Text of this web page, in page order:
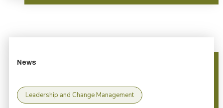
News
Leadership and Change Management